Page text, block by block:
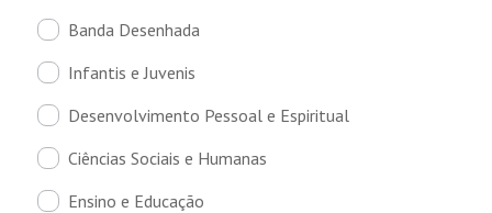
Banda Desenhada
Infantis e Juvenis
Desenvolvimento Pessoal e Espiritual
Ciências Sociais e Humanas
Ensino e Educação